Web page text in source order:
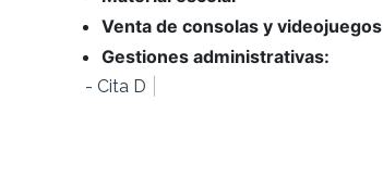
Venta de consolas y videojuegos
Gestiones administrativas:
- Cita DNI, INEM, ITV